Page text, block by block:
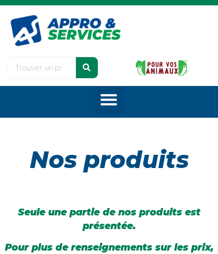
Nos produits
Seule une partie de nos produits est
présentée.
Pour plus de renseignements sur les prix,